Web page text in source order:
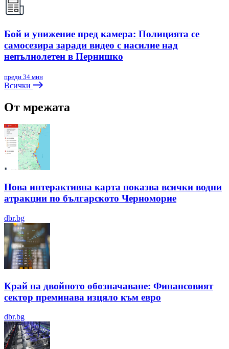
Бой и унижение пред камера: Полицията се
самосезира заради видео с насилие над
непълнолетен в Пернишко
преди 34 мин
Всички
От мрежата
Нова интерактивна карта показва всички водни
атракции по българското Черноморие
dbr.bg
Край на двойното обозначаване: Финансовият
сектор преминава изцяло към евро
dbr.bg